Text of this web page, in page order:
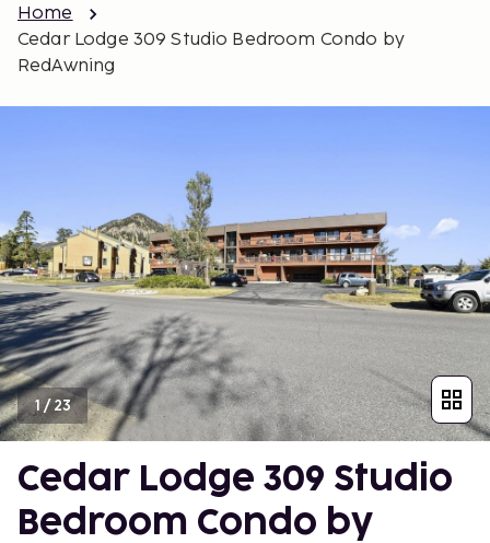
Home
Cedar Lodge 309 Studio Bedroom Condo by
RedAwning
1/23
Cedar Lodge 309 Studio
Bedroom Condo by